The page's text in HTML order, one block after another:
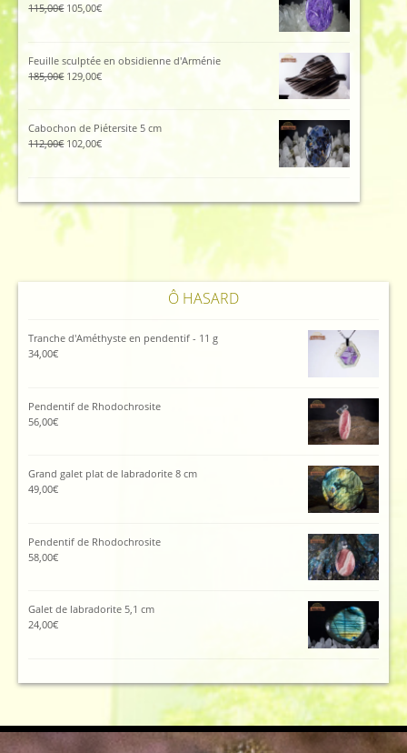
115,00€ Le
115,00€.
105,00€Le
105,00€.
Feuille sculptée en obsidienne d'Arménie
185,00€ Le
185,00€.
129,00€Le
est :
129,00€.
Cabochon de Piétersite 5 cm
112,00€ Le
112,00€.
102,00€Le
102,00€.
Ô HASARD
Tranche d'Améthyste en pendentif - 11 g
34,00€
Pendentif de Rhodochrosite
56,00€
Grand galet plat de labradorite 8 cm
49,00€
Pendentif de Rhodochrosite
58,00€
Galet de labradorite 5,1 cm
24,00€